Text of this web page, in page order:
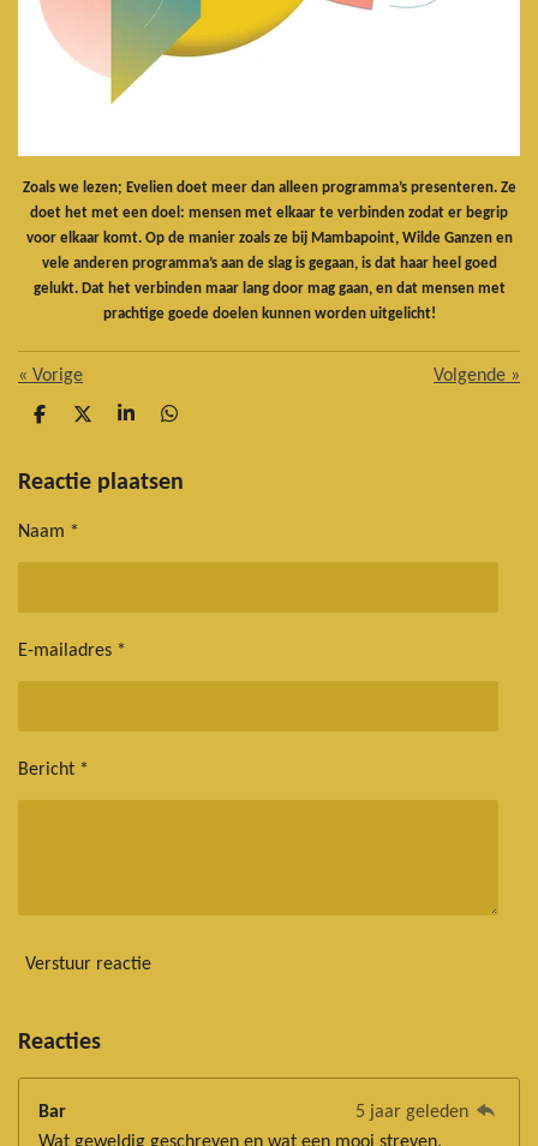
Zoals we lezen; Evelien doet meer dan alleen programma’s presenteren. Ze
doet het met een doel: mensen met elkaar te verbinden zodat er begrip
voor elkaar komt. Op de manier zoals ze bij Mambapoint, Wilde Ganzen en
vele anderen programma’s aan de slag is gegaan, is dat haar heel goed
gelukt. Dat het verbinden maar lang door mag gaan, en dat mensen met
prachtige goede doelen kunnen worden uitgelicht!
« Vorige Volgende »
D
e
D
l
S
r
D
e
Reactie plaatsen
Naam *
E-mailadres *
Bericht *
Verstuur reactie
Reacties
Bar
5 jaar geleden